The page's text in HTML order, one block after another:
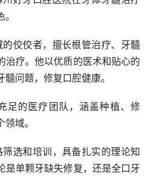
治疗。他以优质的医术和贴心的
问题，修复口腔健康。
域。
是单颗牙缺失修复，还是全口牙